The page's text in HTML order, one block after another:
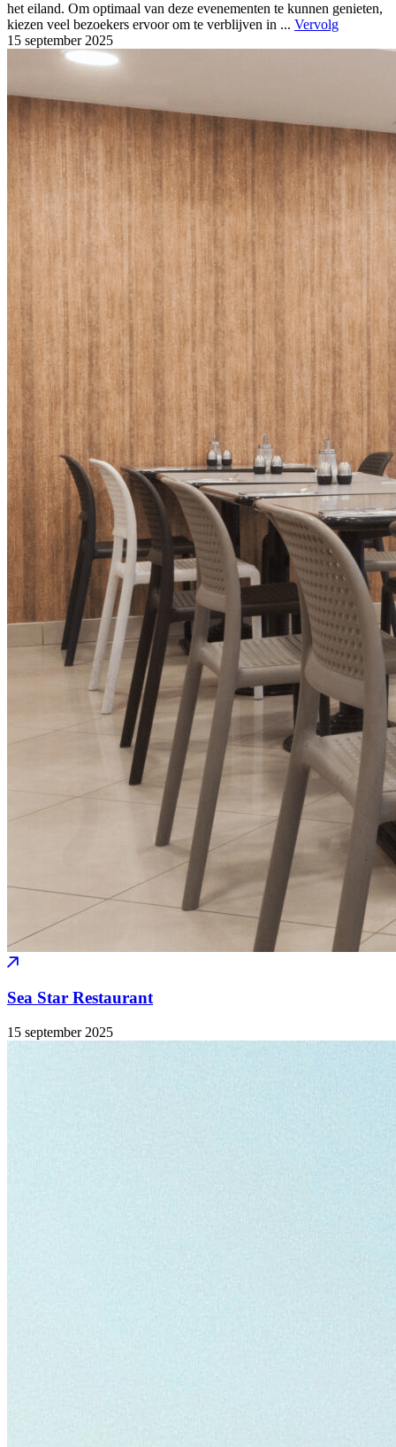
het eiland. Om optimaal van deze evenementen te kunnen genieten,
kiezen veel bezoekers ervoor om te verblijven in ... Vervolg
15 september 2025
Sea Star Restaurant
15 september 2025